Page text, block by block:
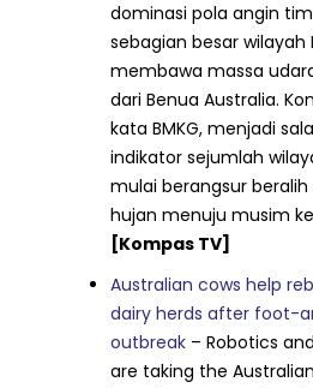
dominasi pola angin
sebagian besar wilayah
membawa massa
dari Benua Australia.
kata BMKG, menjadi
indikator sejumlah
mulai berangsur
hujan menuju musim
[Kompas TV]
Australian cows help
dairy herds after foot-
outbreak – Robotics
are taking the